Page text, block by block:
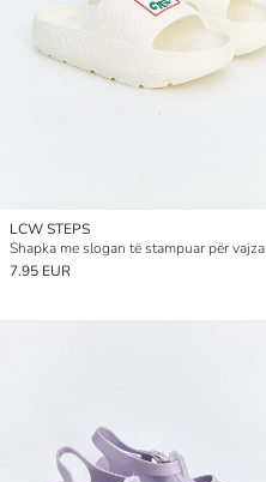
LCW STEPS
Shapka me slogan të stampuar për vajza
7.95 EUR